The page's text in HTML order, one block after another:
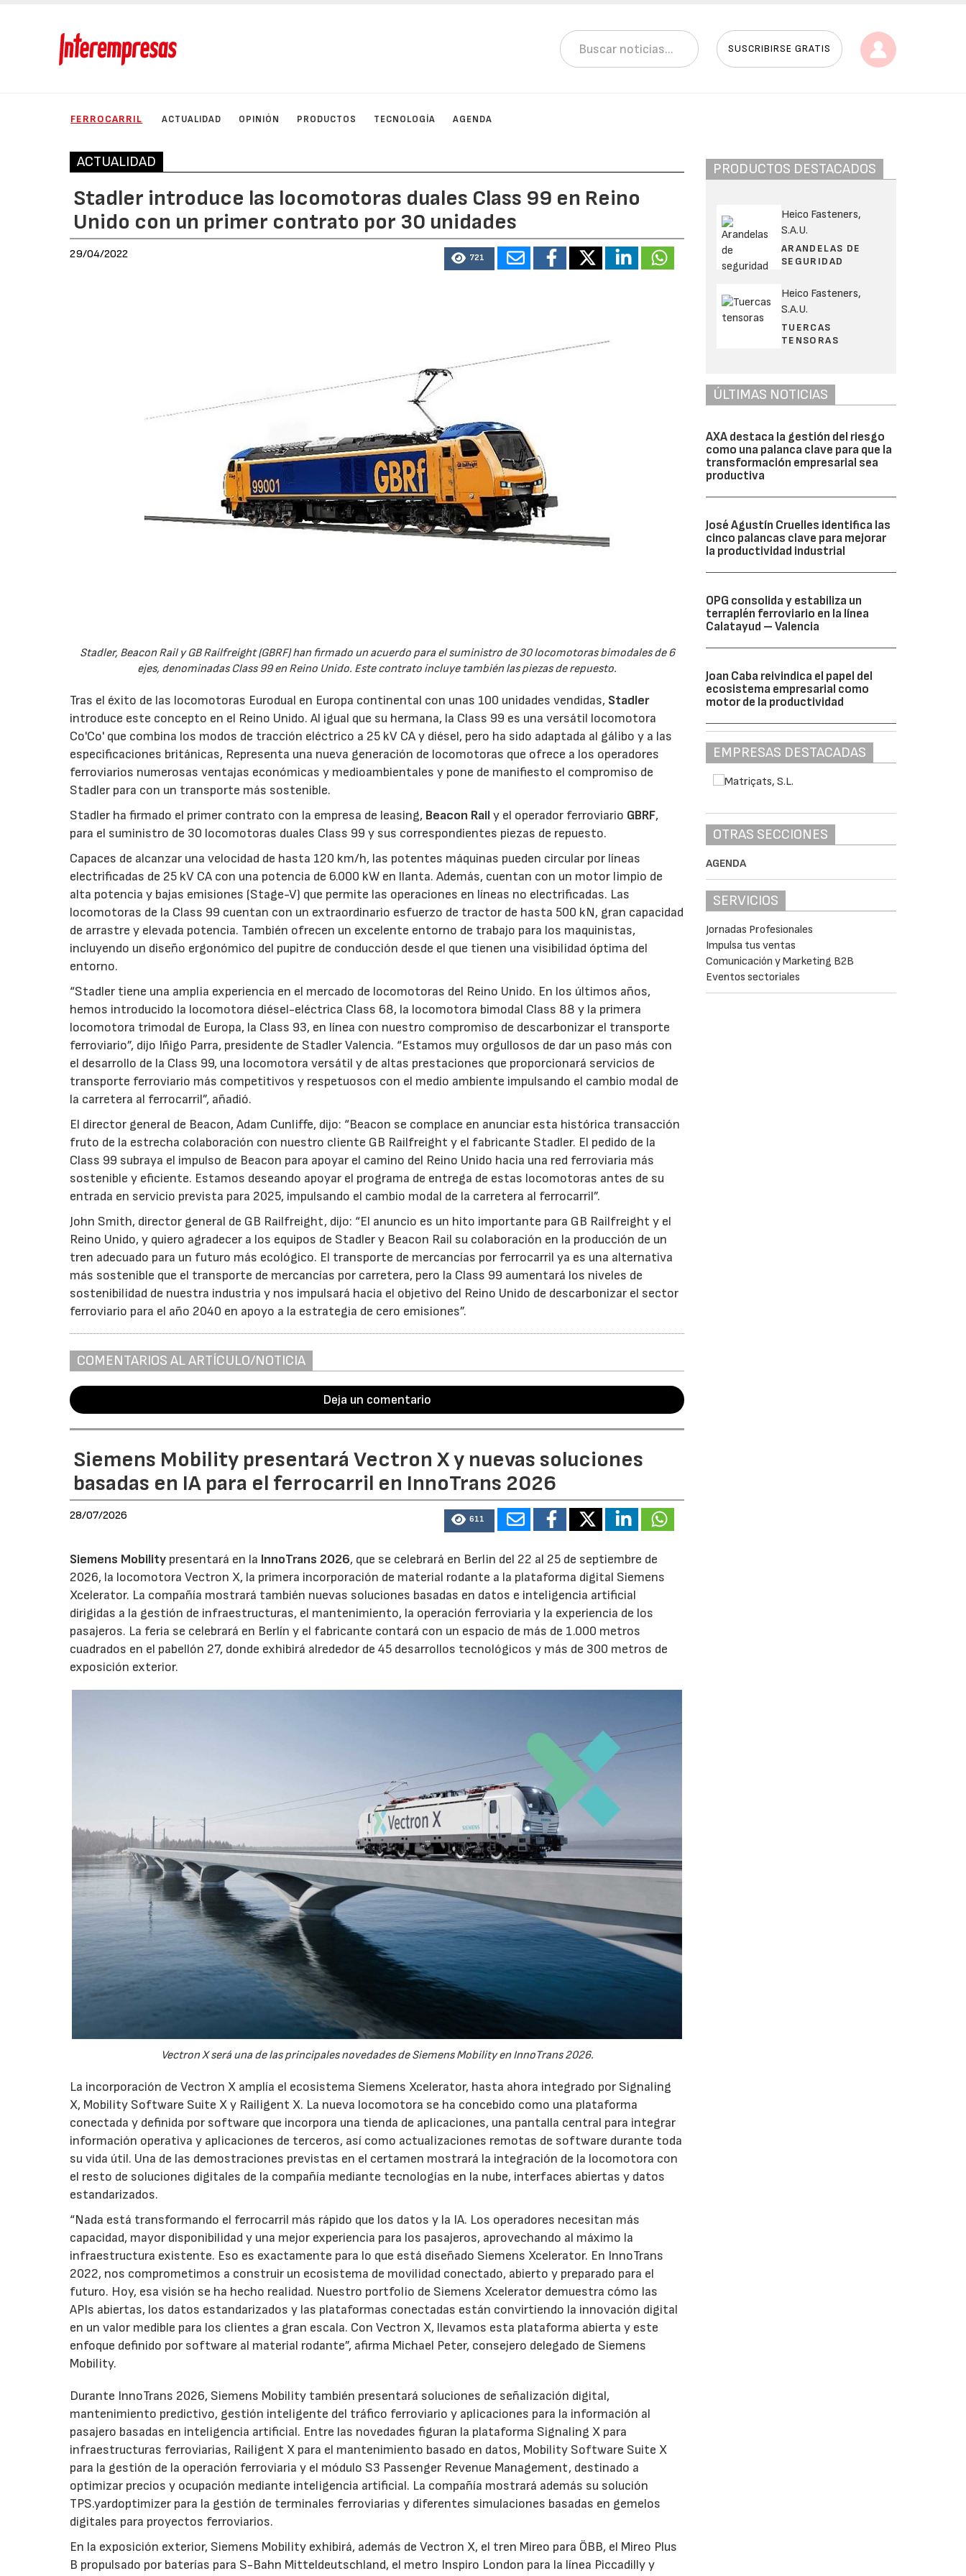
SUSCRIBIRSE GRATIS
FERROCARRIL ACTUALIDAD OPINIÓN PRODUCTOS TECNOLOGÍA AGENDA
ACTUALIDAD
Stadler introduce las locomotoras duales Class 99 en Reino
Unido con un primer contrato por 30 unidades
29/04/2022 721
Stadler, Beacon Rail y GB Railfreight (GBRF) han firmado un acuerdo para el suministro de 30 locomotoras bimodales de 6
ejes, denominadas Class 99 en Reino Unido. Este contrato incluye también las piezas de repuesto.
Tras el éxito de las locomotoras Eurodual en Europa continental con unas 100 unidades vendidas, Stadler
introduce este concepto en el Reino Unido. Al igual que su hermana, la Class 99 es una versátil locomotora
Co'Co' que combina los modos de tracción eléctrico a 25 kV CA y diésel, pero ha sido adaptada al gálibo y a las
especificaciones británicas, Representa una nueva generación de locomotoras que ofrece a los operadores
ferroviarios numerosas ventajas económicas y medioambientales y pone de manifiesto el compromiso de
Stadler para con un transporte más sostenible.
Stadler ha firmado el primer contrato con la empresa de leasing, Beacon Raily el operador ferroviario GBRF,
para el suministro de 30 locomotoras duales Class 99 y sus correspondientes piezas de repuesto.
Capaces de alcanzar una velocidad de hasta 120 km/h, las potentes máquinas pueden circular por líneas
electrificadas de 25 kV CA con una potencia de 6.000 kW en llanta. Además, cuentan con un motor limpio de
alta potencia y bajas emisiones (Stage-V) que permite las operaciones en líneas no electrificadas. Las
locomotoras de la Class 99 cuentan con un extraordinario esfuerzo de tractor de hasta 500 kN, gran capacidad
de arrastre y elevada potencia. También ofrecen un excelente entorno de trabajo para los maquinistas,
incluyendo un diseño ergonómico del pupitre de conducción desde el que tienen una visibilidad óptima del
entorno.
“Stadler tiene una amplia experiencia en el mercado de locomotoras del Reino Unido. En los últimos años,
hemos introducido la locomotora diésel-eléctrica Class 68, la locomotora bimodal Class 88 y la primera
locomotora trimodal de Europa, la Class 93, en línea con nuestro compromiso de descarbonizar el transporte
ferroviario”, dijo Iñigo Parra, presidente de Stadler Valencia. “Estamos muy orgullosos de dar un paso más con
el desarrollo de la Class 99, una locomotora versátil y de altas prestaciones que proporcionará servicios de
transporte ferroviario más competitivos y respetuosos con el medio ambiente impulsando el cambio modal de
la carretera al ferrocarril”, añadió.
El director general de Beacon, Adam Cunliffe, dijo: “Beacon se complace en anunciar esta histórica transacción
fruto de la estrecha colaboración con nuestro cliente GB Railfreight y el fabricante Stadler. El pedido de la
Class 99 subraya el impulso de Beacon para apoyar el camino del Reino Unido hacia una red ferroviaria más
sostenible y eficiente. Estamos deseando apoyar el programa de entrega de estas locomotoras antes de su
entrada en servicio prevista para 2025, impulsando el cambio modal de la carretera al ferrocarril”.
John Smith, director general de GB Railfreight, dijo: “El anuncio es un hito importante para GB Railfreight y el
Reino Unido, y quiero agradecer a los equipos de Stadler y Beacon Rail su colaboración en la producción de un
tren adecuado para un futuro más ecológico. El transporte de mercancías por ferrocarril ya es una alternativa
más sostenible que el transporte de mercancías por carretera, pero la Class 99 aumentará los niveles de
sostenibilidad de nuestra industria y nos impulsará hacia el objetivo del Reino Unido de descarbonizar el sector
ferroviario para el año 2040 en apoyo a la estrategia de cero emisiones”.
COMENTARIOS AL ARTÍCULO/NOTICIA
Deja un comentario
Siemens Mobility presentará Vectron X y nuevas soluciones
basadas en IA para el ferrocarril en InnoTrans 2026
28/07/2026 611
Siemens Mobility presentará en la InnoTrans 2026, que se celebrará en Berlin del 22 al 25 de septiembre de
2026, la locomotora Vectron X, la primera incorporación de material rodante a la plataforma digital Siemens
Xcelerator. La compañía mostrará también nuevas soluciones basadas en datos e inteligencia artificial
dirigidas a la gestión de infraestructuras, el mantenimiento, la operación ferroviaria y la experiencia de los
pasajeros. La feria se celebrará en Berlín y el fabricante contará con un espacio de más de 1.000 metros
cuadrados en el pabellón 27, donde exhibirá alrededor de 45 desarrollos tecnológicos y más de 300 metros de
exposición exterior.
Vectron X será una de las principales novedades de Siemens Mobility en InnoTrans 2026.
La incorporación de Vectron X amplía el ecosistema Siemens Xcelerator, hasta ahora integrado por Signaling
X, Mobility Software Suite X y Railigent X. La nueva locomotora se ha concebido como una plataforma
conectada y definida por software que incorpora una tienda de aplicaciones, una pantalla central para integrar
información operativa y aplicaciones de terceros, así como actualizaciones remotas de software durante toda
su vida útil. Una de las demostraciones previstas en el certamen mostrará la integración de la locomotora con
el resto de soluciones digitales de la compañía mediante tecnologías en la nube, interfaces abiertas y datos
estandarizados.
“Nada está transformando el ferrocarril más rápido que los datos y la IA. Los operadores necesitan más
capacidad, mayor disponibilidad y una mejor experiencia para los pasajeros, aprovechando al máximo la
infraestructura existente. Eso es exactamente para lo que está diseñado Siemens Xcelerator. En InnoTrans
2022, nos comprometimos a construir un ecosistema de movilidad conectado, abierto y preparado para el
futuro. Hoy, esa visión se ha hecho realidad. Nuestro portfolio de Siemens Xcelerator demuestra cómo las
APIs abiertas, los datos estandarizados y las plataformas conectadas están convirtiendo la innovación digital
en un valor medible para los clientes a gran escala. Con Vectron X, llevamos esta plataforma abierta y este
enfoque definido por software al material rodante”, afirma Michael Peter, consejero delegado de Siemens
Mobility.
Durante InnoTrans 2026, Siemens Mobility también presentará soluciones de señalización digital,
mantenimiento predictivo, gestión inteligente del tráfico ferroviario y aplicaciones para la información al
pasajero basadas en inteligencia artificial. Entre las novedades figuran la plataforma Signaling X para
infraestructuras ferroviarias, Railigent X para el mantenimiento basado en datos, Mobility Software Suite X
para la gestión de la operación ferroviaria y el módulo S3 Passenger Revenue Management, destinado a
optimizar precios y ocupación mediante inteligencia artificial. La compañía mostrará además su solución
TPS.yardoptimizer para la gestión de terminales ferroviarias y diferentes simulaciones basadas en gemelos
digitales para proyectos ferroviarios.
En la exposición exterior, Siemens Mobility exhibirá, además de Vectron X, el tren Mireo para ÖBB, el Mireo Plus
B propulsado por baterías para S-Bahn Mitteldeutschland, el metro Inspiro London para la línea Piccadilly y
PRODUCTOS DESTACADOS
Heico Fasteners,
S.A.U.
ARANDELAS DE
SEGURIDAD
Heico Fasteners,
S.A.U.
TUERCAS
TENSORAS
ÚLTIMAS NOTICIAS
AXA destaca la gestión del riesgo
como una palanca clave para que la
transformación empresarial sea
productiva
José Agustín Cruelles identifica las
cinco palancas clave para mejorar
la productividad industrial
OPG consolida y estabiliza un
terraplén ferroviario en la línea
Calatayud – Valencia
Joan Caba reivindica el papel del
ecosistema empresarial como
motor de la productividad
EMPRESAS DESTACADAS
OTRAS SECCIONES
AGENDA
SERVICIOS
Jornadas Profesionales
Impulsa tus ventas
Comunicación y Marketing B2B
Eventos sectoriales